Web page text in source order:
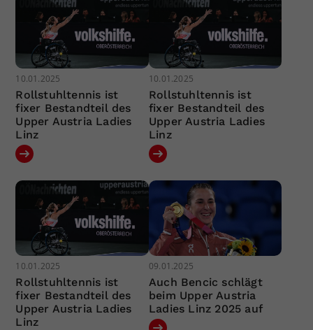
10.01.2025
Rollstuhltennis ist
fixer Bestandteil des
Upper Austria Ladies
Linz
10.01.2025
Rollstuhltennis ist
fixer Bestandteil des
Upper Austria Ladies
Linz
10.01.2025
Rollstuhltennis ist
fixer Bestandteil des
Upper Austria Ladies
Linz
09.01.2025
Auch Bencic schlägt
beim Upper Austria
Ladies Linz 2025 auf